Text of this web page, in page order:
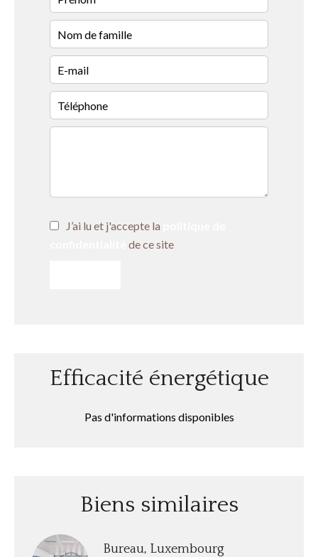
J’ai lu et j'accepte la
de ce site
Efficacité énergétique
Pas d'informations disponibles
Biens similaires
Bureau, Luxembourg